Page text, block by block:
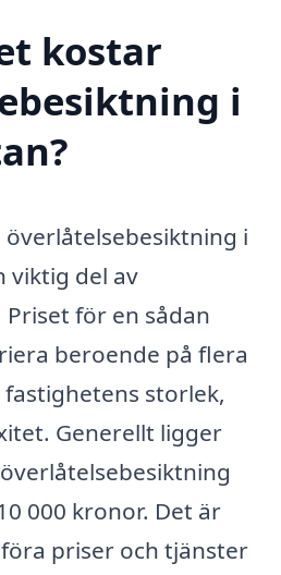
kostar
i
i
viktig del av
för en sådan
beroende på flera
storlek,
Generellt ligger
000 kronor. Det är
priser och tjänster